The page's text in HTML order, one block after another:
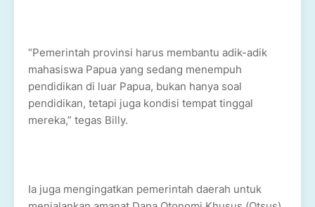
“Pemerintah provinsi harus membantu adik-adik
mahasiswa Papua yang sedang menempuh
pendidikan di luar Papua, bukan hanya soal
pendidikan, tetapi juga kondisi tempat tinggal
mereka,” tegas Billy.
Ia juga mengingatkan pemerintah daerah untuk